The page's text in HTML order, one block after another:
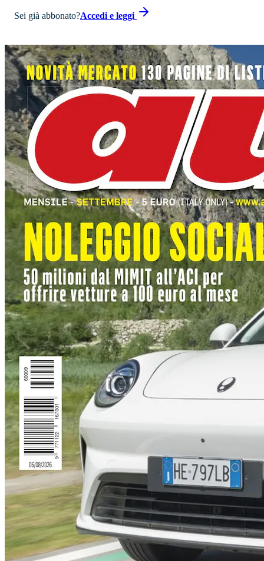
Sei già abbonato?Accedi e leggi